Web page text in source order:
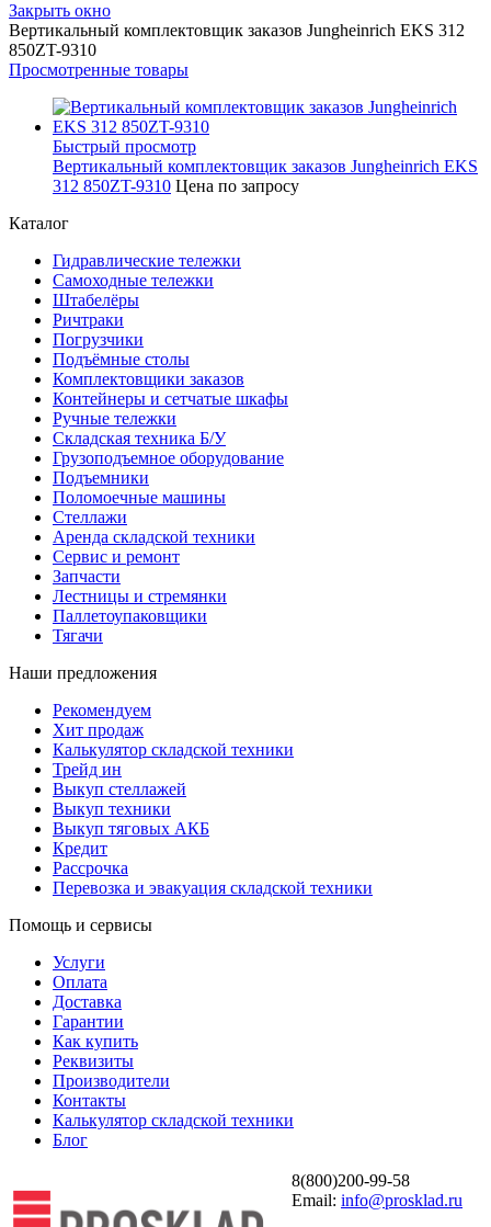
Закрыть окно
Вертикальный комплектовщик заказов Jungheinrich EKS 312
850ZT-9310
Просмотренные товары
Быстрый просмотр
Вертикальный комплектовщик заказов Jungheinrich EKS
312 850ZT-9310 Цена по запросу
Каталог
Гидравлические тележки
Самоходные тележки
Штабелёры
Ричтраки
Погрузчики
Подъёмные столы
Комплектовщики заказов
Контейнеры и сетчатые шкафы
Ручные тележки
Складская техника Б/У
Грузоподъемное оборудование
Подъемники
Поломоечные машины
Стеллажи
Аренда складской техники
Сервис и ремонт
Запчасти
Лестницы и стремянки
Паллетоупаковщики
Тягачи
Наши предложения
Рекомендуем
Хит продаж
Калькулятор складской техники
Трейд ин
Выкуп стеллажей
Выкуп техники
Выкуп тяговых АКБ
Кредит
Рассрочка
Перевозка и эвакуация складской техники
Помощь и сервисы
Услуги
Оплата
Доставка
Гарантии
Как купить
Реквизиты
Производители
Контакты
Калькулятор складской техники
Блог
8(800)200-99-58
Email: info@prosklad.ru